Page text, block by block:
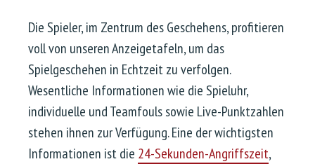
Die Spieler, im Zentrum des Geschehens, profitieren
voll von unseren Anzeigetafeln, um das
Spielgeschehen in Echtzeit zu verfolgen.
Wesentliche Informationen wie die Spieluhr,
individuelle und Teamfouls sowie Live-Punktzahlen
stehen ihnen zur Verfügung. Eine der wichtigsten
Informationen ist die 24-Sekunden-Angriffszeit,